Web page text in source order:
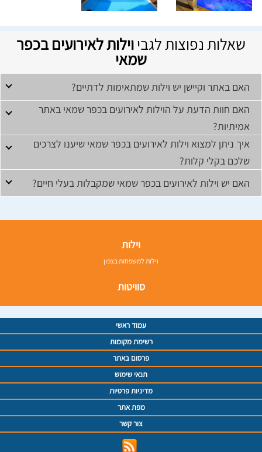
שאלות נפוצות לגביוילות לאירועים בכפר
שמאי
האם באתר וקיישן יש וילות שמתאימות לדתיים?
האם חוות הדעת על הוילות לאירועים בכפר שמאי באתר
אמיתיות?
איך ניתן למצוא וילות לאירועים בכפר שמאי שיענו לצרכים
שלכם בקלי קלות?
האם יש וילות לאירועים בכפר שמאי שמקבלות בעלי חיים?
וילות
וילות למשפחות בצפון
סוויטות
עמוד ראשי
רשימת מקומות
פרסום באתר
תנאי שימוש
מדיניות פרטיות
מפת אתר
צור קשר